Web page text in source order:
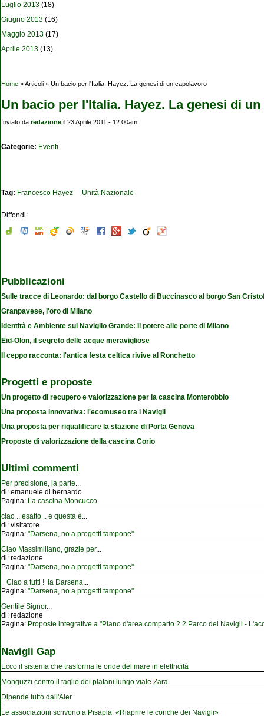
Luglio 2013 (18)
Giugno 2013 (16)
Maggio 2013 (17)
Aprile 2013 (13)
Tu sei qui
Home » Articoli » Un bacio per l'Italia. Hayez. La genesi di un capolavoro
Un bacio per l'Italia. Hayez. La genesi di
Inviato da redazione il 23 Aprile 2011 - 12:00am
Categorie: Eventi
Tag: Francesco Hayez Unità Nazionale
Diffondi:
Pubblicazioni
Sulle tracce di Leonardo: dal borgo Castello di Buccinasco al borgo San
Granpavese, l'oro di Milano
Identità e Ambiente sul Naviglio Grande: Il potere alle porte di Milano
Eid-Olon, il segreto delle acque meravigliose
Il ceppo racconta: l'antica festa celtica rivive al Ronchetto
Progetti e proposte
Un progetto di recupero e valorizzazione per la cascina Monterobbio
Una proposta innovativa: l'ecomuseo tra i Navigli
Una proposta per riqualificare la stazione di Porta Genova
Proposte di valorizzazione della cascina Corio
Ultimi commenti
Per precisione, la parte
di: emanuele di bernardo
Pagina: La cascina Moncucco
ciao .. esatto .. e questa è
di: visitatore
Pagina: "Darsena, no a progetti tampone"
Ciao Massimiliano, grazie per...
di: redazione
Pagina: "Darsena, no a progetti tampone"
Ciao a tutti ! la Darsena
Pagina: "Darsena, no a progetti tampone"
Gentile Signor...
di: redazione
Pagina: Proposte integrative a "Piano d'area comparto 2.2 Parco dei Navigli -
Navigli Gap
Ecco il sistema che trasforma le onde del mare in elettricità
Monguzzi contro il taglio dei platani lungo viale Zara
Dipende tutto dall'Aler
Le associazioni scrivono a Pisapia: «Riaprire le conche dei Navigli»